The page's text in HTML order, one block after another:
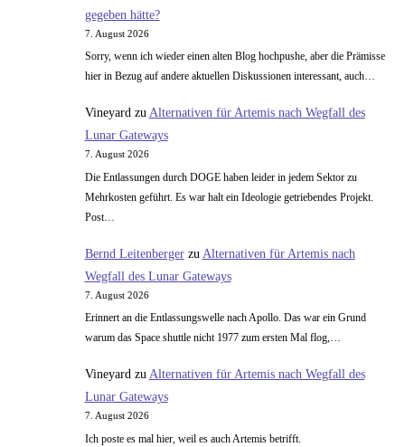
gegeben hätte?
7. August 2026
Sorry, wenn ich wieder einen alten Blog hochpushe, aber die Prämisse
hier in Bezug auf andere aktuellen Diskussionen interessant, auch…
Vineyardzu Alternativen für Artemis nach Wegfall des
Lunar Gateways
7. August 2026
Die Entlassungen durch DOGE haben leider in jedem Sektor zu
Mehrkosten geführt. Es war halt ein Ideologie getriebendes Projekt.
Post…
Bernd Leitenbergerzu Alternativen für Artemis nach
Wegfall des Lunar Gateways
7. August 2026
Erinnert an die Entlassungswelle nach Apollo. Das war ein Grund
warum das Space shuttle nicht 1977 zum ersten Mal flog,…
Vineyardzu Alternativen für Artemis nach Wegfall des
Lunar Gateways
7. August 2026
Ich poste es mal hier, weil es auch Artemis betrifft.